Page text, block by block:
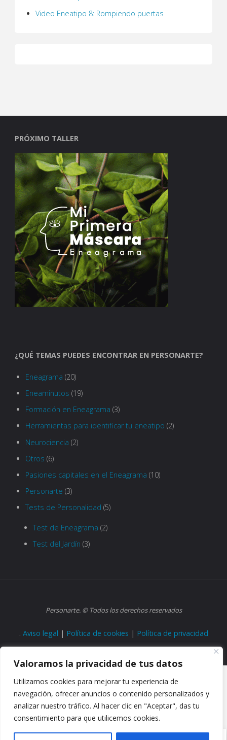
Valoramos la privacidad de tus datos
Utilizamos cookies para mejorar tu experiencia de
navegación, ofrecer anuncios o contenido personalizados y
analizar nuestro tráfico. Al hacer clic en "Aceptar", das tu
consentimiento para que utilicemos cookies.
Video Eneatipo 8: Rompiendo puertas
PRÓXIMO TALLER
¿QUÉ TEMAS PUEDES ENCONTRAR EN PERSONARTE?
Eneagrama (20)
Eneaminutos (19)
Formación en Eneagrama (3)
Herramientas para identificar tu eneatipo (2)
Neurociencia (2)
Otros (6)
Pasiones capitales en el Eneagrama (10)
Personarte (3)
Tests de Personalidad (5)
Test de Eneagrama (2)
Test del Jardín (3)
Personarte. © Todos los derechos reservados
. Aviso legal | Política de cookies | Política de privacidad